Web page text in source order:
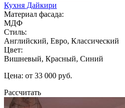
Кухня Дайкири
Материал фасада:
МДФ
Стиль:
Английский, Евро, Классический
Цвет:
Вишневый, Красный, Синий
Цена: от 33 000 руб.
Рассчитать